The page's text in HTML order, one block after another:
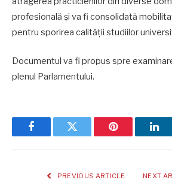
profesională și va fi consolidată
pentru sporirea calității studiilor
Documentul va fi propus spre
plenul Parlamentului.
FacebookTwitter Pinterest
PREVIOUS ARTICLE NEXT